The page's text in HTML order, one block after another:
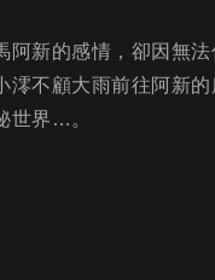
阿新的感情，卻因無
澪不顧大雨前往阿新
世界…。